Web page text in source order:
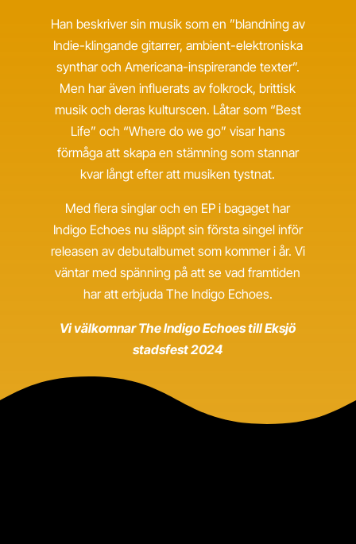
Han beskriver sin musik som en ”blandning av
Indie-klingande gitarrer, ambient-elektroniska
synthar och Americana-inspirerande texter”.
Men har även influerats av folkrock, brittisk
musik och deras kulturscen. Låtar som “Best
Life” och “Where do we go” visar hans
förmåga att skapa en stämning som stannar
kvar långt efter att musiken tystnat.
Med flera singlar och en EP i bagaget har
Indigo Echoes nu släppt sin första singel inför
releasen av debutalbumet som kommer i år. Vi
väntar med spänning på att se vad framtiden
har att erbjuda The Indigo Echoes.
Vi välkomnar The Indigo Echoes till Eksjö
stadsfest 2024